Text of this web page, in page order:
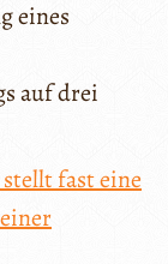
eines
auf drei
fast eine